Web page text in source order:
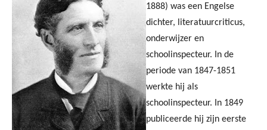
1888) was een Engelse
dichter, literatuurcriticus,
onderwijzer en
schoolinspecteur. In de
periode van 1847-1851
werkte hij als
schoolinspecteur. In 1849
publiceerde hij zijn eerste